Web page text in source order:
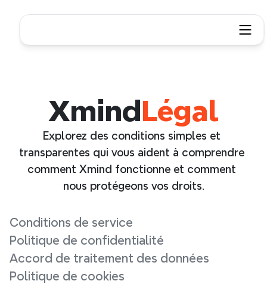
Xmind Légal
Explorez des conditions simples et
transparentes qui vous aident à comprendre
comment Xmind fonctionne et comment
nous protégeons vos droits.
Conditions de service
Politique de confidentialité
Accord de traitement des données
Politique de cookies